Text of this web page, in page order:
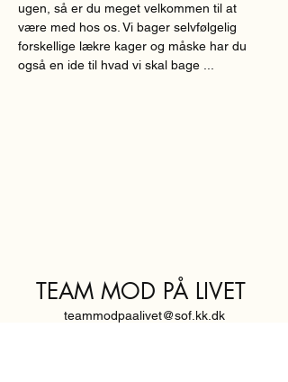
ugen, så er du meget velkommen til at
være med hos os. Vi bager selvfølgelig
forskellige lækre kager og måske har du
også en ide til hvad vi skal bage ...
TEAM MOD PÅ LIVET
teammodpaalivet@sof.kk.dk